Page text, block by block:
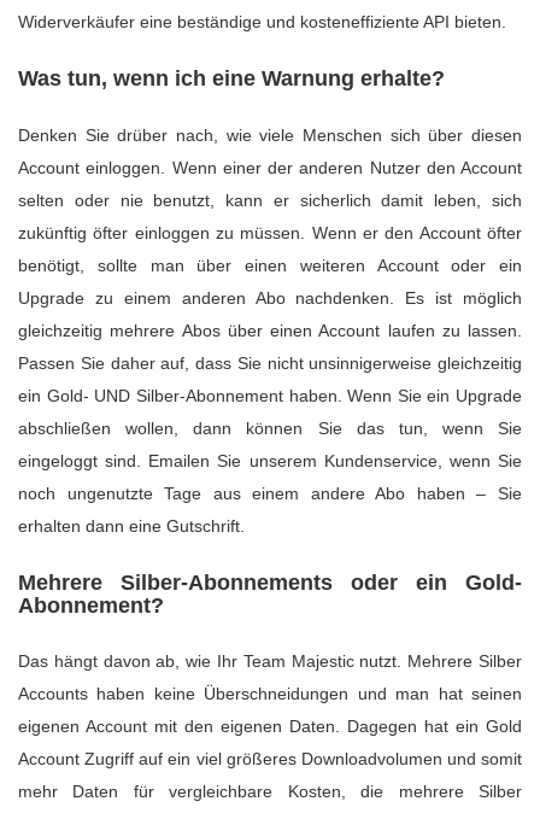
Widerverkäufer eine beständige und kosteneffiziente API bieten.
Was tun, wenn ich eine Warnung erhalte?
Denken Sie drüber nach, wie viele Menschen sich über diesen
Account einloggen. Wenn einer der anderen Nutzer den Account
selten oder nie benutzt, kann er sicherlich damit leben, sich
zukünftig öfter einloggen zu müssen. Wenn er den Account öfter
benötigt, sollte man über einen weiteren Account oder ein
Upgrade zu einem anderen Abo nachdenken. Es ist möglich
gleichzeitig mehrere Abos über einen Account laufen zu lassen.
Passen Sie daher auf, dass Sie nicht unsinnigerweise gleichzeitig
ein Gold- UND Silber-Abonnement haben. Wenn Sie ein Upgrade
abschließen wollen, dann können Sie das tun, wenn Sie
eingeloggt sind. Emailen Sie unserem Kundenservice, wenn Sie
noch ungenutzte Tage aus einem andere Abo haben – Sie
erhalten dann eine Gutschrift.
Mehrere Silber-Abonnements oder ein Gold-
Abonnement?
Das hängt davon ab, wie Ihr Team Majestic nutzt. Mehrere Silber
Accounts haben keine Überschneidungen und man hat seinen
eigenen Account mit den eigenen Daten. Dagegen hat ein Gold
Account Zugriff auf ein viel größeres Downloadvolumen und somit
mehr Daten für vergleichbare Kosten, die mehrere Silber